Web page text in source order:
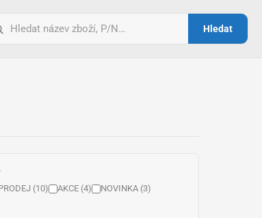
Hledat
(10)
AKCE (4) NOVINKA (3)